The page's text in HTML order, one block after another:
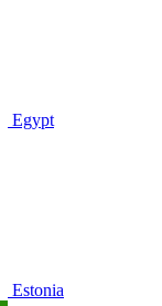
Egypt
Estonia